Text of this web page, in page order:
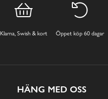
Klarna, Swish & kort Öppet köp 60 dagar
HÄNG MED OSS